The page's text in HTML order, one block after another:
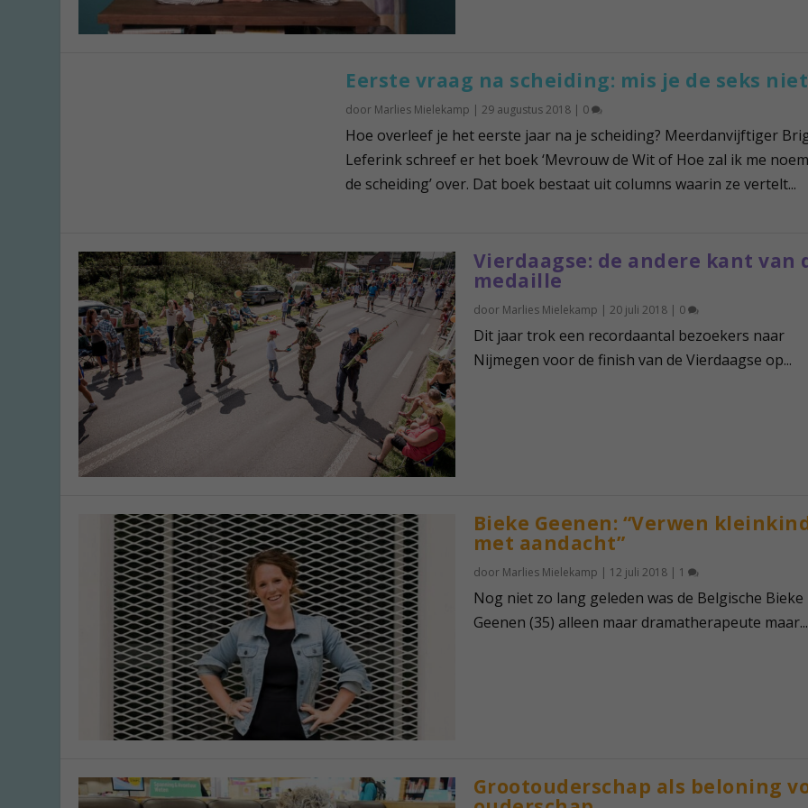
Eerste vraag na scheiding: mis je de seks
door Marlies Mielekamp |29 augustus 2018 | 0
Hoe overleef je het eerste jaar na je scheiding? Meerdanvijftiger
Leferink schreef er het boek ‘Mevrouw de Wit of Hoe zal ik me
de scheiding’ over. Dat boek bestaat uit columns waarin ze vertelt...
Vierdaagse: de andere kant van
medaille
door Marlies Mielekamp | 20 juli 2018| 0
Dit jaar trok een recordaantal bezoekers naar
Nijmegen voor de finish van de Vierdaagse op...
Bieke Geenen: “Verwen
met aandacht”
door Marlies Mielekamp | 12 juli 2018| 1
Nog niet zo lang geleden was de Belgische Bieke
Geenen (35) alleen maar dramatherapeute maar...
Grootouderschap als beloning